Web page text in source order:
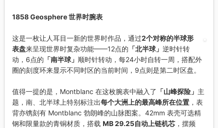
1858 Geosphere 世界时腕表
这是一枚让人耳目一新的世界时作品，通过2个对称的半球形
表盘来呈现世界时复杂功能——12点的 「北半球」 逆时针转
动，6点的 「南半球」 顺时针转动，每24小时自转一周，搭配外
圈的刻度环来显示不同时区的当前时间，9点则是第二时区盘。
值得一提的是，Montblanc 在这枚腕表中融入了 「山峰探险」 主
题，南、北半球上特别标注出每个大洲上的最高峰所在位置 ，表
背亦镌刻有 Montblanc 勃朗峰的山脉图案。42mm 表壳可选精
钢和限量款的青铜材质，搭载 MB 29.25自动上链机芯 ，摆频